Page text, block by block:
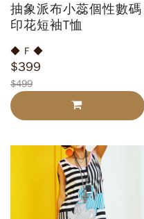
抽象派布小蕊個性數碼
印花短袖T恤
◆ F ◆
$399
$499